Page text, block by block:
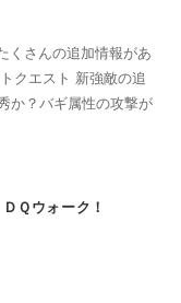
くさんの追加情報があ
クエスト 新強敵の追
か？バギ属性の攻撃が
Ｑウォーク！